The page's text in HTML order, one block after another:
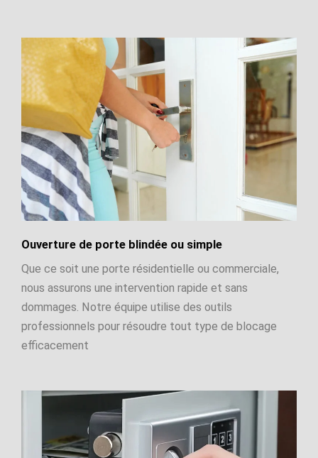
Ouverture de porte blindée ou simple
Que ce soit une porte résidentielle ou commerciale,
nous assurons une intervention rapide et sans
dommages. Notre équipe utilise des outils
professionnels pour résoudre tout type de blocage
efficacement